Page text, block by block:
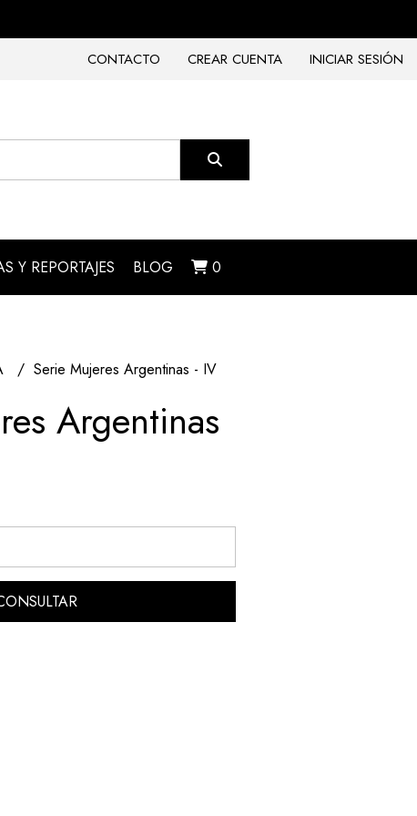
CONTACTO
CREAR CUENTA INICIAR SESIÓN
Y REPORTAJES BLOG 0
Serie Mujeres Argentinas - IV
Argentinas